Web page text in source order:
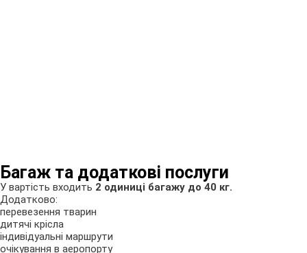
Багаж та додаткові послуги
У вартість входить 2 одиниці багажу до 40 кг.
Додатково:
перевезення тварин
дитячі крісла
індивідуальні маршрути
очікування в аеропорту